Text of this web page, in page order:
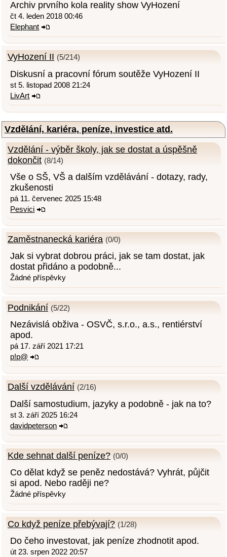
Archiv prvního kola reality show VyHození
čt 4. leden 2018 00:46
Elephant
VyHození II (5/214)
Diskusní a pracovní fórum soutěže VyHození II
st 5. listopad 2008 21:24
LivArt
Vzdělání, kariéra, peníze, investice atd.
Vzdělání - výběr školy, jak se dostat a úspěšně
dokončit (8/14)
Vše o SŠ, VŠ a dalším vzdělávání - dotazy, rady,
zkušenosti
pá 11. červenec 2025 15:48
Pesvici
Zaměstnanecká kariéra (0/0)
Jak si vybrat dobrou práci, jak se tam dostat, jak
dostat přidáno a podobně...
Žádné příspěvky
Podnikání (5/22)
Nezávislá obživa - OSVČ, s.r.o., a.s., rentiérství
apod.
pá 17. září 2021 17:21
p!p@
Další vzdělávání (2/16)
Další samostudium, jazyky a podobně - jak na to?
st 3. září 2025 16:24
davidpeterson
Kde sehnat další peníze? (0/0)
Co dělat když se peněz nedostává? Vyhrát, půjčit
si apod. Nebo raději ne?
Žádné příspěvky
Co když peníze přebývají? (1/28)
Do čeho investovat, jak peníze zhodnotit apod.
út 23. srpen 2022 20:57